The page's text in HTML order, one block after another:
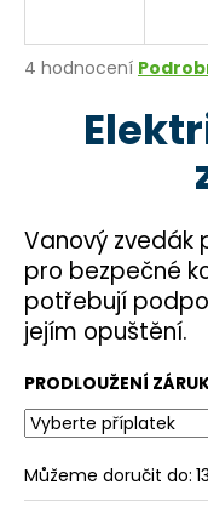
Průměrné
produktu
hvězdiček.
4 hodnocení
Vanový zvedák
pro bezpečné
potřebují
jejím opuštění.
PRODLOUŽENÍ
Můžeme doručit do:
j
D
o
p
o
r